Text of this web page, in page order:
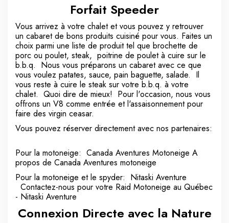
Forfait Speeder
Vous arrivez à votre chalet et vous pouvez y retrouver
un cabaret de bons produits cuisiné pour vous. Faites un
choix parmi une liste de produit tel que brochette de
porc ou poulet, steak, poitrine de poulet à cuire sur le
b.b.q. Nous vous préparons un cabaret avec ce que
vous voulez patates, sauce, pain baguette, salade. Il
vous reste à cuire le steak sur votre b.b.q. à votre
chalet. Quoi dire de mieux! Pour l'occasion, nous vous
offrons un V8 comme entrée et l'assaisonnement pour
faire des virgin ceasar.
Vous pouvez réserver directement avec nos partenaires:
Pour la motoneige: Canada Aventures Motoneige A
propos de Canada Aventures motoneige
Pour la motoneige et le spyder: Nitaski Aventure
Contactez-nous pour votre Raid Motoneige au Québec
- Nitaski Aventure
Connexion Directe avec la Nature